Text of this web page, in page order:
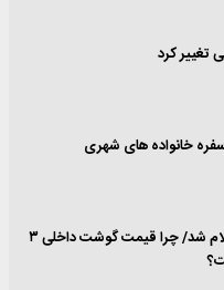
تغییر کرد
خانواده های شهری
قیمت واقعی گوشت اعلام شد/ چرا قیمت گوشت داخلی ۳